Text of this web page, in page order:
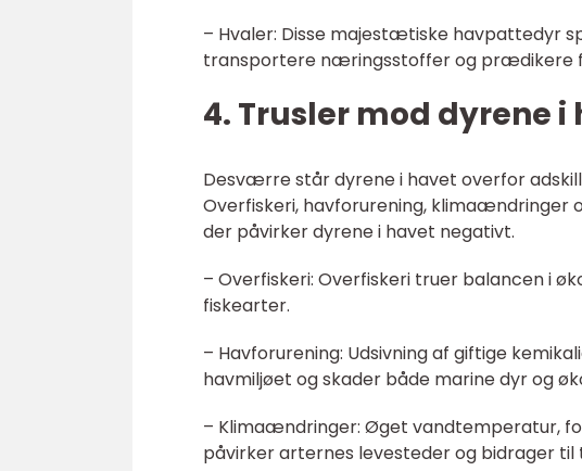
– Hvaler: Disse majestætiske havpattedyr
transportere næringsstoffer og prædikere
4. Trusler mod dyrene i
Desværre står dyrene i havet overfor
Overfiskeri, havforurening,
der påvirker dyrene i havet negativt.
– Overfiskeri: Overfiskeri truer balancen i
fiskearter.
– Havforurening: Udsivning af giftige
havmiljøet og skader både marine dyr og
– Klimaændringer: Øget vandtemperatur,
påvirker arternes levesteder og bidrager